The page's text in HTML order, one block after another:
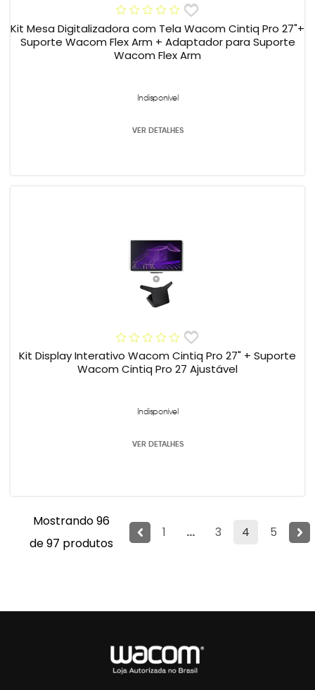
Kit Mesa Digitalizadora com Tela Wacom Cintiq Pro 27"+
Suporte Wacom Flex Arm + Adaptador para Suporte
Wacom Flex Arm
Indisponível
VER DETALHES
Kit Display Interativo Wacom Cintiq Pro 27" + Suporte
Wacom Cintiq Pro 27 Ajustável
Indisponível
VER DETALHES
1 ... 3 4 5
Mostrando 96
de 97 produtos